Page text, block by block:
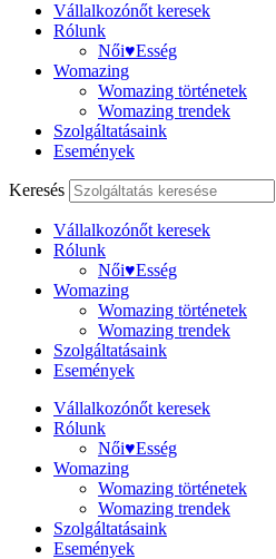
Vállalkozónőt keresek
Rólunk
Női♥Esség
Womazing
Womazing történetek
Womazing trendek
Szolgáltatásaink
Események
Keresés
Vállalkozónőt keresek
Rólunk
Női♥Esség
Womazing
Womazing történetek
Womazing trendek
Szolgáltatásaink
Események
Vállalkozónőt keresek
Rólunk
Női♥Esség
Womazing
Womazing történetek
Womazing trendek
Szolgáltatásaink
Események